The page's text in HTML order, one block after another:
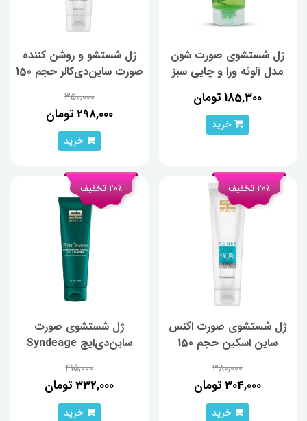
ژل شستشوی صورت شون
مدل آلوئه ورا و چایی سبز
185,300 تومان
خرید
ژل شستشو و روشن کننده
صورت ساین‌دی‌کالر حجم 150
350,000
298,000 تومان
خرید
ژل شستشوی صورت اکنس
ساین اسکین حجم 150
380,000
304,000 تومان
20٪ تخفیف
خرید
ژل شستشوی صورت
ساین‌دی‌ایج Syndeage
415,000
332,000 تومان
20٪ تخفیف
خرید